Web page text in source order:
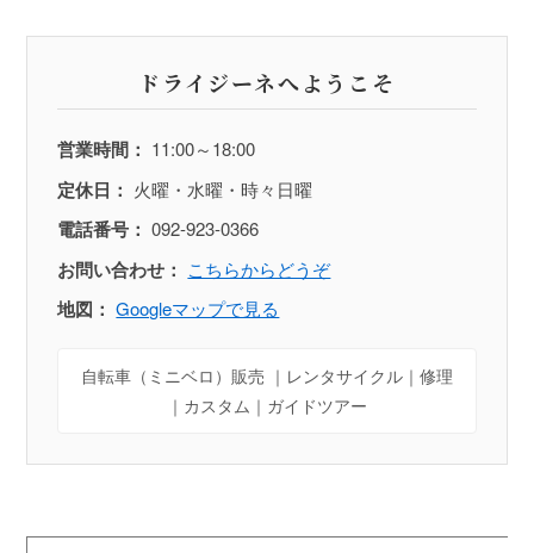
ドライジーネへようこそ
営業時間： 11:00～18:00
定休日： 火曜・水曜・時々日曜
電話番号： 092-923-0366
お問い合わせ： こちらからどうぞ
地図： Googleマップで見る
自転車（ミニベロ）販売 ｜レンタサイクル｜修理
｜カスタム｜ガイドツアー